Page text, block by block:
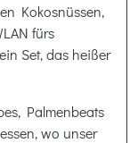
Kokosnüssen,
fürs
Set, das heißer
Palmenbeats
wo unser